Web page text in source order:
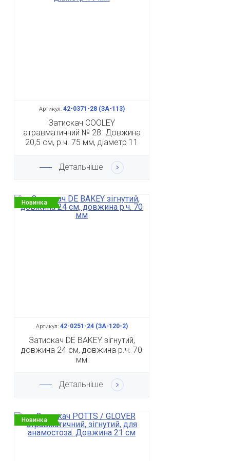
Артикул:42-0371-28 (ЗА-113)
Затискач COOLEY
атравматичний № 28. Довжина
20,5 см, р.ч. 75 мм, діаметр 11
Детальніше
Новинка
Артикул:42-0251-24 (ЗА-120-2)
Затискач DE BAKEY зігнутий,
довжина 24 см, довжина р.ч. 70
мм
Детальніше
Новинка